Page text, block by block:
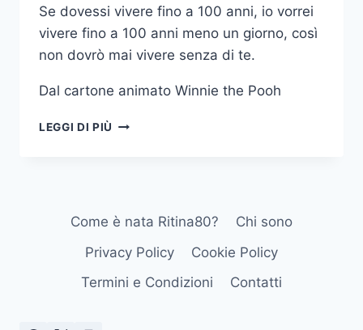
Se dovessi vivere fino a 100 anni, io vorrei
vivere fino a 100 anni meno un giorno, così
non dovrò mai vivere senza di te.
Dal cartone animato Winnie the Pooh
LEGGI DI PIÙ SE
IO
VIVERE
FINO
Come è nata Ritina80?
Chi sono
Privacy Policy
Cookie Policy
Termini e Condizioni
Contatti